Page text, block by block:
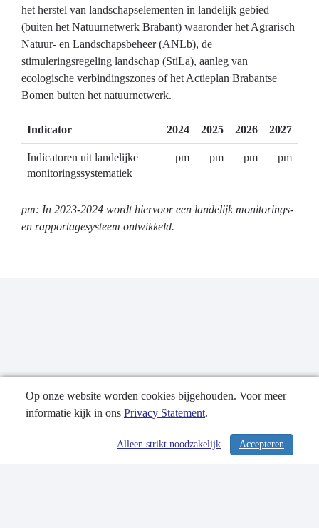
het herstel van landschapselementen in landelijk gebied
(buiten het Natuurnetwerk Brabant) waaronder het Agrarisch
Natuur- en Landschapsbeheer (ANLb), de
stimuleringsregeling landschap (StiLa), aanleg van
ecologische verbindingszones of het Actieplan Brabantse
Bomen buiten het natuurnetwerk.
Indicator 2024 2025 2026 2027
Indicatoren uit landelijke
monitoringssystematiek
pm pm pm pm
pm: In 2023-2024 wordt hiervoor een landelijk monitorings-
en rapportagesysteem ontwikkeld.
/ 374
Publicatiedatum: 28-09-2023
Op onze website worden cookies bijgehouden. Voor meer
informatie kijk in ons Privacy Statement.
Accepteren
Alleen strikt noodzakelijk